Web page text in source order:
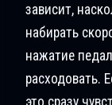
зависит,
набирать
нажатие
расходовать.
это сразу